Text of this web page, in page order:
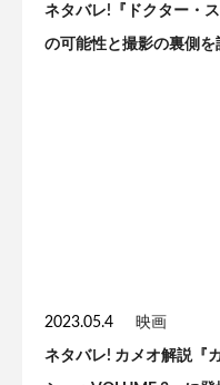
ネタバレ!『ドクター・
の可能性と撮影の裏側を
2023.05.4 映画
ネタバレ! カメオ解説『